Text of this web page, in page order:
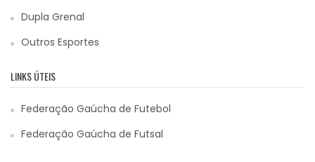
Dupla Grenal
Outros Esportes
LINKS ÚTEIS
Federação Gaúcha de Futebol
Federação Gaúcha de Futsal